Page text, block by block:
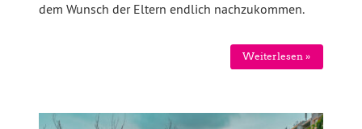
dem Wunsch der Eltern endlich nachzukommen.
Weiterlesen »